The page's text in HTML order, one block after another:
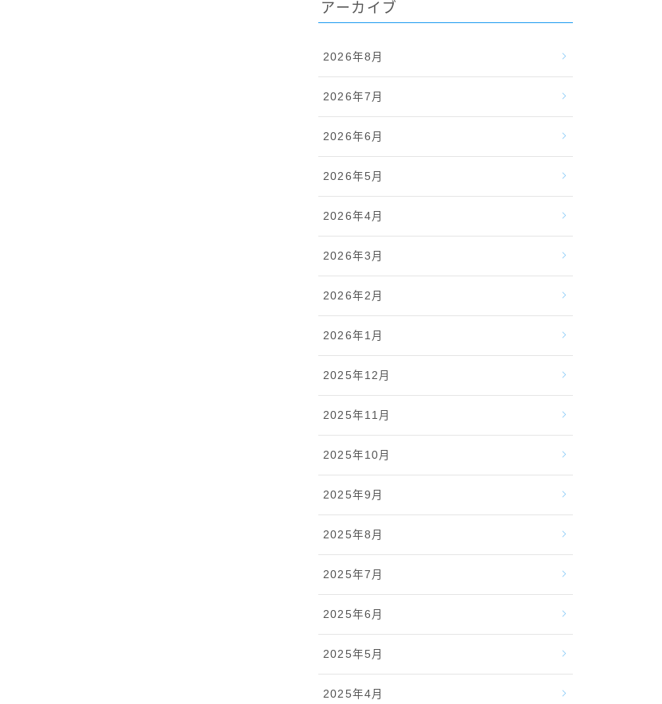
アーカイブ
2026年8月
2026年7月
2026年6月
2026年5月
2026年4月
2026年3月
2026年2月
2026年1月
2025年12月
2025年11月
2025年10月
2025年9月
2025年8月
2025年7月
2025年6月
2025年5月
2025年4月